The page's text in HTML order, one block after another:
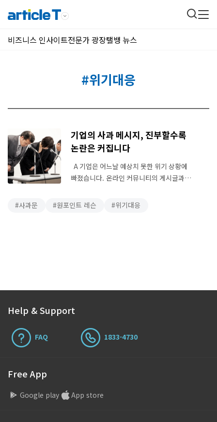
비즈니스 인사이트전문가 광장탤뱅 뉴스
#위기대응
사과문 원포인트 레슨 위기대응
기업의 사과 메시지, 진부할수록
논란은 커집니다
A 기업은 어느날 예상치 못한 위기 상황에
빠졌습니다. 온라인 커뮤니티의 게시글과
폭증하고, 언론 기사는 연이어
Free App
Google play App store
Help & Support
FAQ 1833-4730